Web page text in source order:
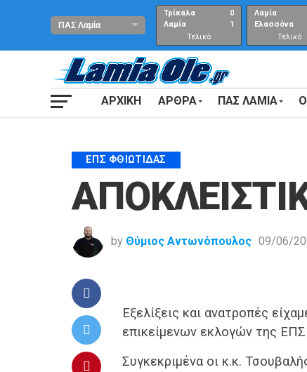
Τρίκαλα
Λαμία
0
1
Τελικό
αποτέλεσμα
Λαμία
Ελασσόνα
Τελικό
ΑΡΧΙΚΗ ΑΡΘΡΑ ΠΑΣ ΛΑΜΙΑ
ΕΠΣ ΦΘΙΏΤΙΔΑΣ
by Θύμιος Αντωνόπουλος 09/06/
Εξελίξεις και ανατροπές
επικείμενων εκλογών της
Συγκεκριμένα οι κ.κ.